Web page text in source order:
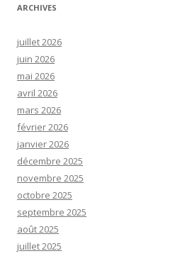
ARCHIVES
juillet 2026
juin 2026
mai 2026
avril 2026
mars 2026
février 2026
janvier 2026
décembre 2025
novembre 2025
octobre 2025
septembre 2025
août 2025
juillet 2025